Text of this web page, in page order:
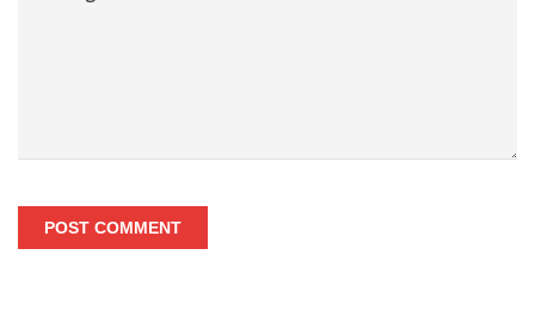
POST COMMENT